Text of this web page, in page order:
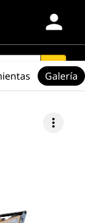
person
search
more_vert
Galería